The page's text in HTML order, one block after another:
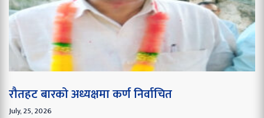
रौतहट बारको अध्यक्षमा कर्ण निर्वाचित
July, 25, 2026